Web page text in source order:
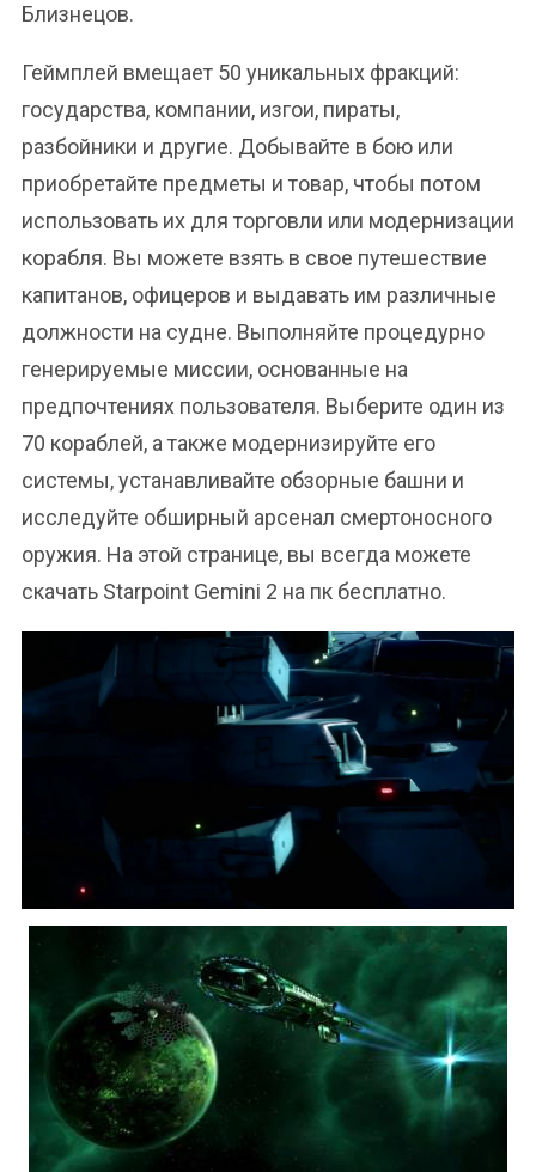
Близнецов.
Геймплей вмещает 50 уникальных фракций:
государства, компании, изгои, пираты,
разбойники и другие. Добывайте в бою или
приобретайте предметы и товар, чтобы потом
использовать их для торговли или модернизации
корабля. Вы можете взять в свое путешествие
капитанов, офицеров и выдавать им различные
должности на судне. Выполняйте процедурно
генерируемые миссии, основанные на
предпочтениях пользователя. Выберите один из
70 кораблей, а также модернизируйте его
системы, устанавливайте обзорные башни и
исследуйте обширный арсенал смертоносного
оружия. На этой странице, вы всегда можете
скачать Starpoint Gemini 2 на пк бесплатно.